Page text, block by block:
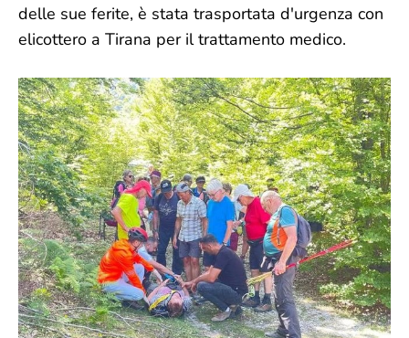
delle sue ferite, è stata trasportata d'urgenza con
elicottero a Tirana per il trattamento medico.